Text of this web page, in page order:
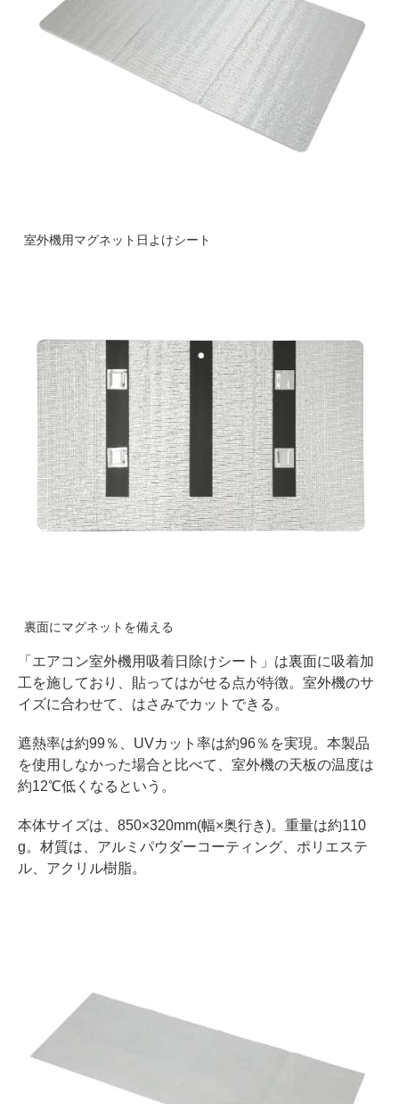
室外機用マグネット日よけシート
裏面にマグネットを備える
「エアコン室外機用吸着日除けシート」は裏面に吸着加
工を施しており、貼ってはがせる点が特徴。室外機のサ
イズに合わせて、はさみでカットできる。
遮熱率は約99％、UVカット率は約96％を実現。本製品
を使用しなかった場合と比べて、室外機の天板の温度は
約12℃低くなるという。
本体サイズは、850×320mm(幅×奥行き)。重量は約110
g。材質は、アルミパウダーコーティング、ポリエステ
ル、アクリル樹脂。